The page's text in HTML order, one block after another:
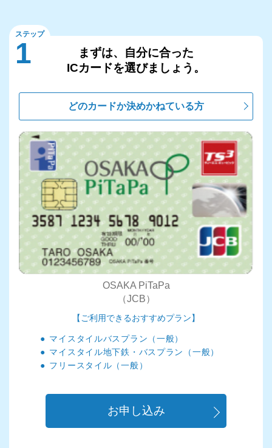
ステップ
1
まずは、自分に合った
ICカードを選びましょう。
どのカードか決めかねている方
OSAKA PiTaPa
（JCB）
【ご利用できるおすすめプラン】
マイスタイルバスプラン（一般）
マイスタイル地下鉄・バスプラン（一般）
フリースタイル（一般）
お申し込み